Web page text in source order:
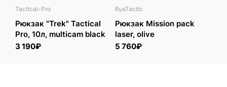
Tactical-Pro
Рюкзак "Trek" Tactical
Pro, 10л, multicam black
3 190₽
RusTactic
Рюкзак Mission pack
laser, olive
5 760₽